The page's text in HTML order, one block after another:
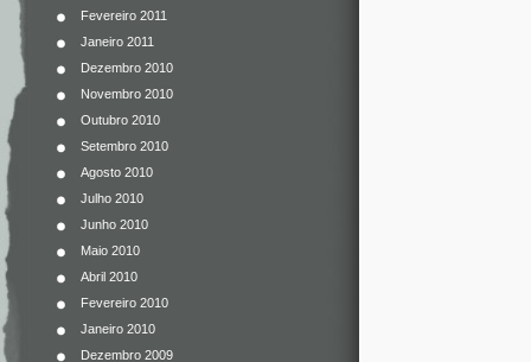
Fevereiro 2011
Janeiro 2011
Dezembro 2010
Novembro 2010
Outubro 2010
Setembro 2010
Agosto 2010
Julho 2010
Junho 2010
Maio 2010
Abril 2010
Fevereiro 2010
Janeiro 2010
Dezembro 2009